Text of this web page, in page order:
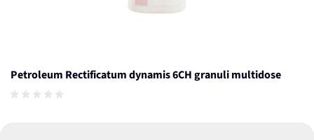
Petroleum Rectificatum dynamis 6CH granuli multidose